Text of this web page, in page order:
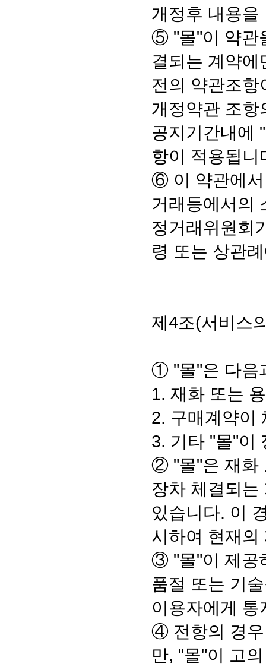
개정후 내용
⑤ "몰"이 약관
결되는 계약
전의 약관조
개정약관 조항
공지기간내에
항이 적용됩니
⑥ 이 약관에서
거래등에서의
정거래위원회
령 또는 상관
제4조(서비스
① "몰"은 다음
1. 재화 또는
2. 구매계약이
3. 기타 "몰"이
② "몰"은 재화
장차 체결되
있습니다. 이
시하여 현재의
③ "몰"이 제공
품절 또는 기
이용자에게
④ 전항의 경우
만, "몰"이 고